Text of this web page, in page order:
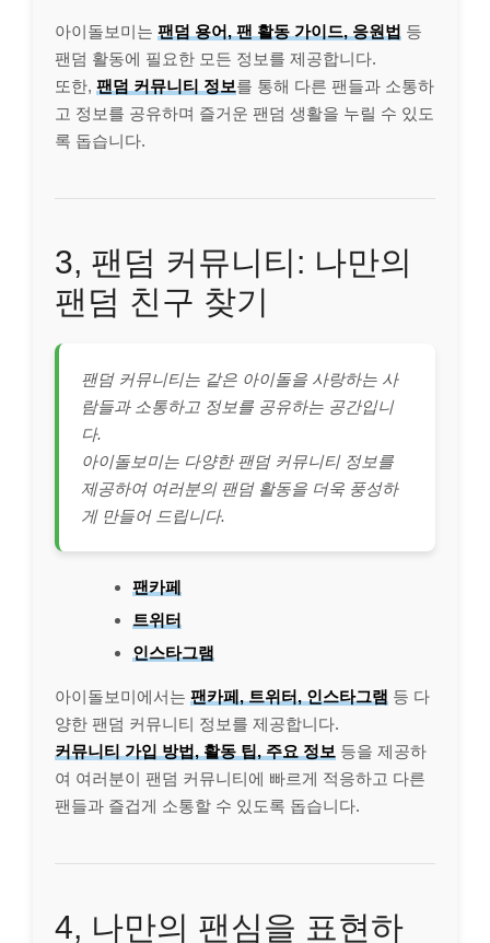
아이돌보미는 팬덤 용어, 팬 활동 가이드, 응원법 등
팬덤 활동에 필요한 모든 정보를 제공합니다.
또한, 팬덤 커뮤니티 정보를 통해 다른 팬들과 소통하
고 정보를 공유하며 즐거운 팬덤 생활을 누릴 수 있도
록 돕습니다.
3, 팬덤 커뮤니티: 나만의
팬덤 친구 찾기
팬덤 커뮤니티는 같은 아이돌을 사랑하는 사
람들과 소통하고 정보를 공유하는 공간입니
다.
아이돌보미는 다양한 팬덤 커뮤니티 정보를
제공하여 여러분의 팬덤 활동을 더욱 풍성하
게 만들어 드립니다.
팬카페
트위터
인스타그램
아이돌보미에서는 팬카페, 트위터, 인스타그램 등 다
양한 팬덤 커뮤니티 정보를 제공합니다.
커뮤니티 가입 방법, 활동 팁, 주요 정보 등을 제공하
여 여러분이 팬덤 커뮤니티에 빠르게 적응하고 다른
팬들과 즐겁게 소통할 수 있도록 돕습니다.
4, 나만의 팬심을 표현하